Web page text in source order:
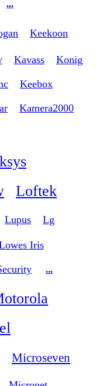
...
Keekoon
Kavass Konig
Keebox
Kamera2000
Loftek
Lupus Lg
Iris
...
Microseven